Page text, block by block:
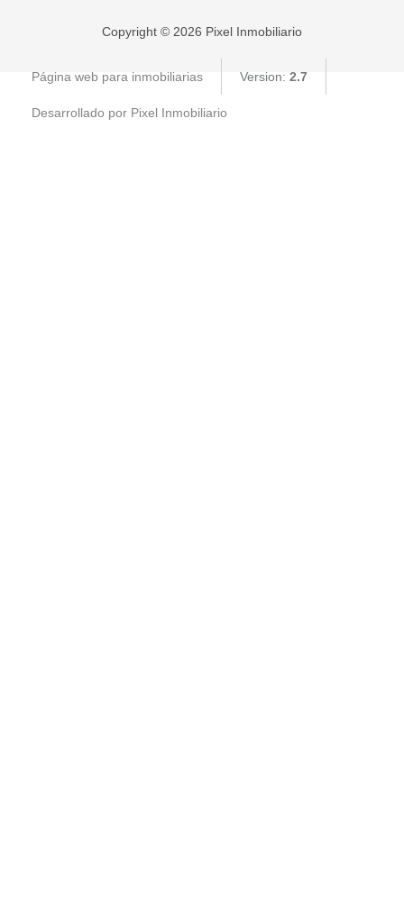
Copyright © 2026 Pixel Inmobiliario
Página web para inmobiliarias Version: 2.7
Desarrollado por Pixel Inmobiliario